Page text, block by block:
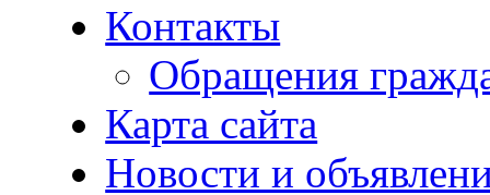
Контакты
Обращения
Карта сайта
Новости и